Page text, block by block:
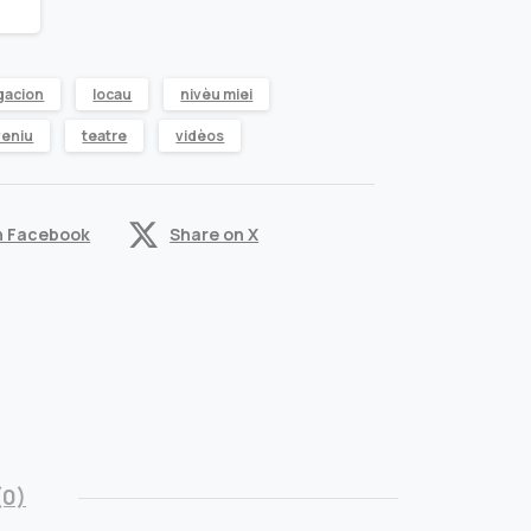
locau nivèu miei
teatre vidèos
Facebook Share on X